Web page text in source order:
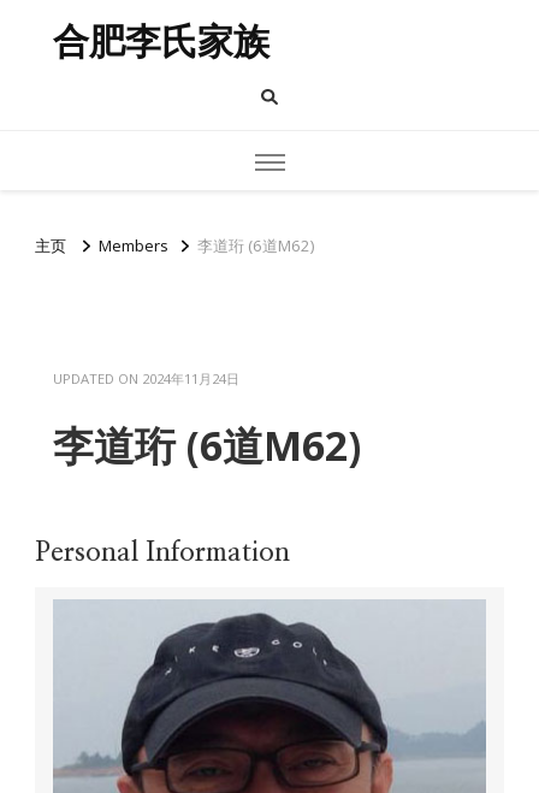
合肥李氏家族
主页 Members 李道珩 (6道M62)
UPDATED ON 2024年11月24日
李道珩 (6道M62)
Personal Information